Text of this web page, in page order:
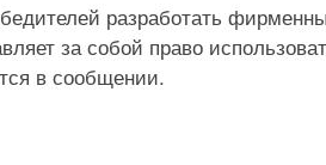
разработать
за собой право
в сообщении.